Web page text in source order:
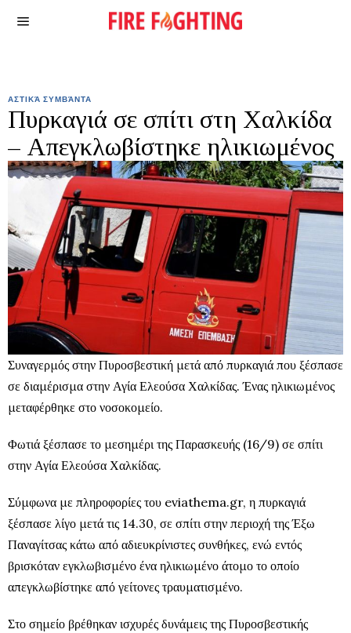
ΑΣΤΙΚΆ ΣΥΜΒΆΝΤΑ
Πυρκαγιά σε σπίτι στη Χαλκίδα
– Απεγκλωβίστηκε ηλικιωμένος
Συναγερμός στην Πυροσβεστική μετά από πυρκαγιά που ξέσπασε
σε διαμέρισμα στην Αγία Ελεούσα Χαλκίδας. Ένας ηλικιωμένος
μεταφέρθηκε στο νοσοκομείο.
Φωτιά ξέσπασε το μεσημέρι της Παρασκευής (16/9) σε σπίτι
στην Αγία Ελεούσα Χαλκίδας.
Σύμφωνα με πληροφορίες του eviathema.gr, η πυρκαγιά
ξέσπασε λίγο μετά τις 14.30, σε σπίτι στην περιοχή της Έξω
Παναγίτσας κάτω από αδιευκρίνιστες συνθήκες, ενώ εντός
βρισκόταν εγκλωβισμένο ένα ηλικιωμένο άτομο το οποίο
απεγκλωβίστηκε από γείτονες τραυματισμένο.
Στο σημείο βρέθηκαν ισχυρές δυνάμεις της Πυροσβεστικής